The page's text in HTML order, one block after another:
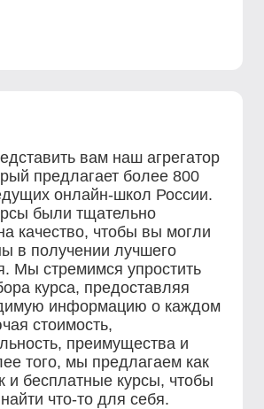
вам наш агрегатор
предлагает более 800
онлайн-школ России.
были тщательно
качество, чтобы вы могли
в получении лучшего
Мы стремимся упростить
курса, предоставляя
информацию о каждом
стоимость,
преимущества и
того, мы предлагаем как
и бесплатные курсы, чтобы
что-то для себя.